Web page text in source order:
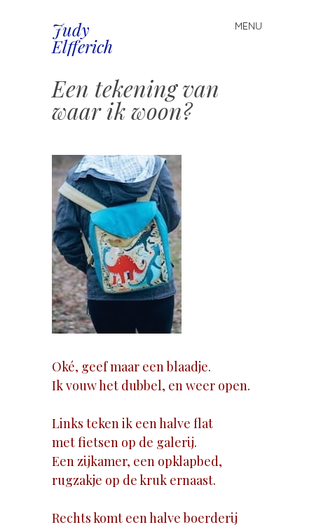
Judy
Elfferich
MENU
Spring
naar
Een tekening van
waar ik woon?
Oké, geef maar een blaadje.
Ik vouw het dubbel, en weer open.
Links teken ik een halve flat
met fietsen op de galerij.
Een zijkamer, een opklapbed,
rugzakje op de kruk ernaast.
Rechts komt een halve boerderij